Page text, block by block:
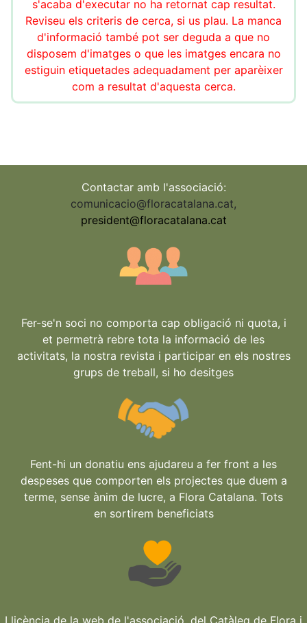
s'acaba d'executar no ha retornat cap resultat.
Reviseu els criteris de cerca, si us plau. La manca
d'informació també pot ser deguda a que no
disposem d'imatges o que les imatges encara no
estiguin etiquetades adequadament per aparèixer
com a resultat d'aquesta cerca.
Contactar amb l'associació:
comunicacio@floracatalana.cat,
president@floracatalana.cat
Fer-se'n soci no comporta cap obligació ni quota, i
et permetrà rebre tota la informació de les
activitats, la nostra revista i participar en els nostres
grups de treball, si ho desitges
Fent-hi un donatiu ens ajudareu a fer front a les
despeses que comporten els projectes que duem a
terme, sense ànim de lucre, a Flora Catalana. Tots
en sortirem beneficiats
Llicència de la web de l'associació, del Catàleg de Flora i